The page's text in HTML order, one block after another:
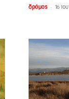
δρόμος - 16